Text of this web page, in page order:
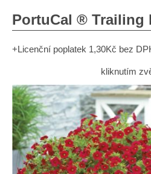
PortuCal ® Trailing
+Licenční poplatek 1,30Kč bez
kliknutím